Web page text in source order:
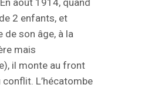
août 1914, quand
2 enfants, et
de son âge, à la
mais
il monte au front
L’hécatombe